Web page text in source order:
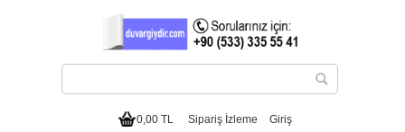
0,00 TL Sipariş İzleme Giriş